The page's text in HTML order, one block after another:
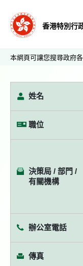
香港特別行
本網頁可讓您搜尋政府
姓名
職位
決策局 / 部門 /
有關機構
辦公室電話
傳真